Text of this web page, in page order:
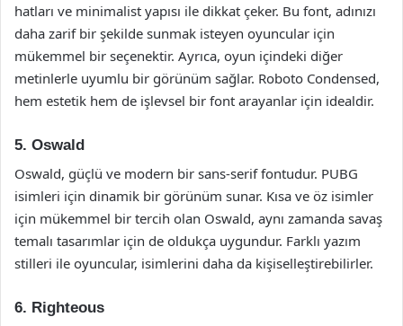
hatları ve minimalist yapısı ile dikkat çeker. Bu font, adınızı
daha zarif bir şekilde sunmak isteyen oyuncular için
mükemmel bir seçenektir. Ayrıca, oyun içindeki diğer
metinlerle uyumlu bir görünüm sağlar. Roboto Condensed,
hem estetik hem de işlevsel bir font arayanlar için idealdir.
5. Oswald
Oswald, güçlü ve modern bir sans-serif fontudur. PUBG
isimleri için dinamik bir görünüm sunar. Kısa ve öz isimler
için mükemmel bir tercih olan Oswald, aynı zamanda savaş
temalı tasarımlar için de oldukça uygundur. Farklı yazım
stilleri ile oyuncular, isimlerini daha da kişiselleştirebilirler.
6. Righteous